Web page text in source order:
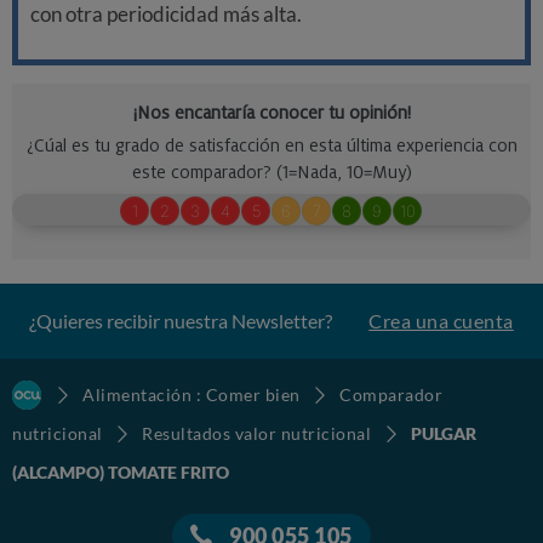
con otra periodicidad más alta.
¿Quieres recibir nuestra Newsletter? Crea una cuenta
Alimentación : Comer bien
Comparador
nutricional
Resultados valor nutricional
PULGAR
(ALCAMPO) TOMATE FRITO
900 055 105